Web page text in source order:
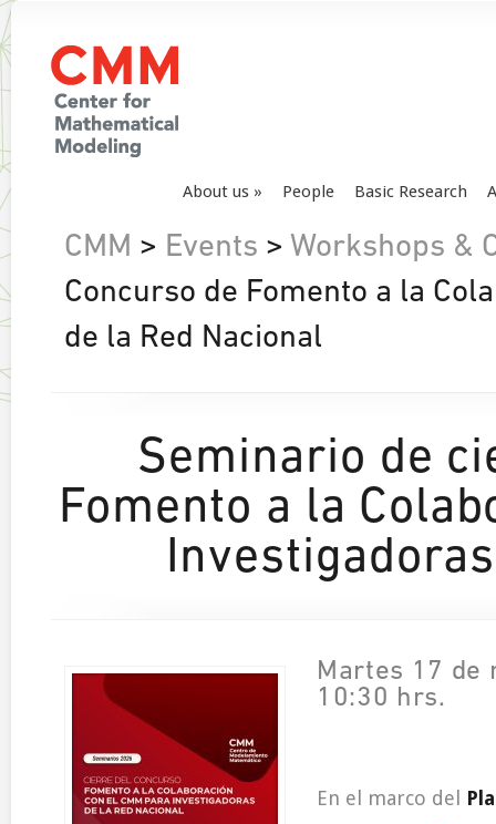
About us People Basic Research
CMM > Events > Workshops &
Concurso de Fomento a la
de la Red Nacional
Seminario de
Fomento a la
Martes 17 de
10:30 hrs.
En el marco del